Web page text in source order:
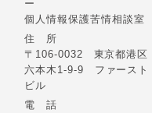
ー
個人情報保護苦情相談室
住 所
〒106-0032 東京都港区
六本木1-9-9 ファースト
ビル
電 話